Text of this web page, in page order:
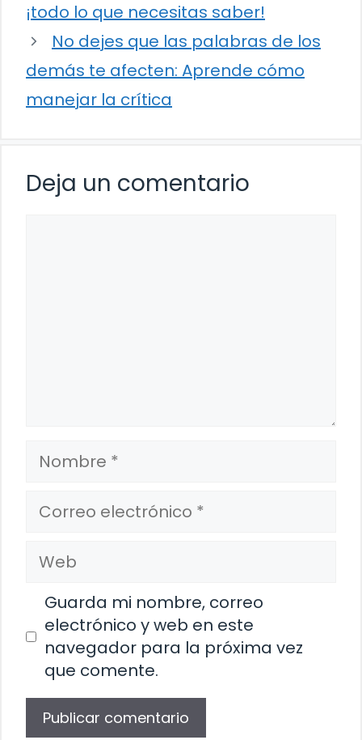
¡todo lo que necesitas saber!
No dejes que las palabras de los
demás te afecten: Aprende cómo
manejar la crítica
Deja un comentario
Nombre
Correo
electrónico
Web
Guarda mi nombre, correo
electrónico y web en este
navegador para la próxima vez
que comente.